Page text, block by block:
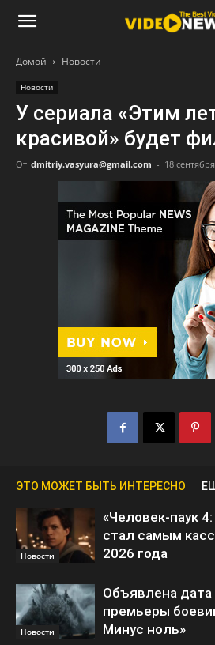
Домой Новости
Новости
У сериала «Этим
красивой» будет
От dmitriy.vasyura@gmail.com - 18
ЭТО МОЖЕТ БЫТЬ ИНТЕРЕСНО
Новости
«Человек-паук
стал самым
2026 года
Новости
Объявлена
премьеры
Минус ноль»